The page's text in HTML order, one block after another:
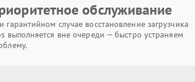
обслуживание
гарантийном случае восстановление загрузчика
выполняется вне очереди — быстро устраняем